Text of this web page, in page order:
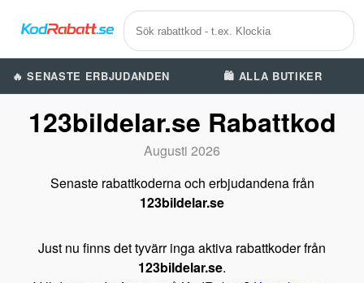
🔥 SENASTE ERBJUDANDEN 🛍️ ALLA BUTIKER
123bildelar.se Rabattkod
Augusti 2026
Senaste rabattkoderna och erbjudandena från
123bildelar.se
Just nu finns det tyvärr inga aktiva rabattkoder från
123bildelar.se.